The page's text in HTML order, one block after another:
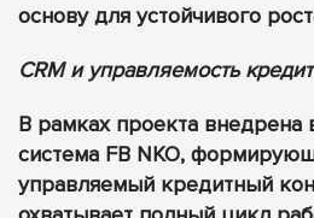
основу для устойчивого
CRM и управляемость
В рамках проекта внедрена
система FB NKO,
управляемый кредитный